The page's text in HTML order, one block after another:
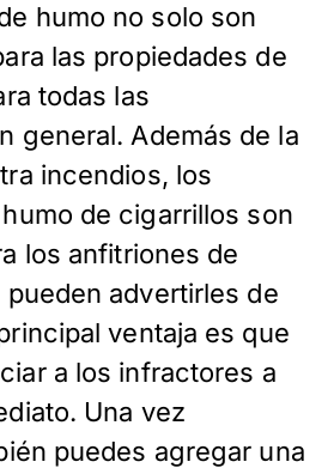
humo no solo son
las propiedades de
todas las
general. Además de la
incendios, los
de cigarrillos son
los anfitriones de
pueden advertirles de
ventaja es que
a los infractores a
Una vez
puedes agregar una